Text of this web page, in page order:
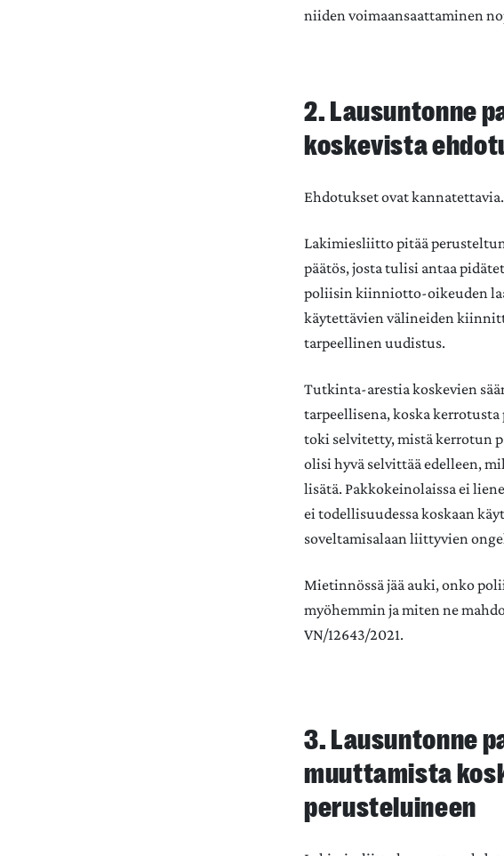
niiden voimaansaattaminen
2. Lausuntonne
koskevista
Ehdotukset ovat kannatettavia.
Lakimiesliitto pitää
päätös, josta tulisi antaa
poliisin kiinniotto-oikeuden
käytettävien välineiden
tarpeellinen uudistus.
Tutkinta-arestia koskevien
tarpeellisena, koska
toki selvitetty, mistä kerrotun
olisi hyvä selvittää edelleen,
lisätä. Pakkokeinolaissa ei
ei todellisuudessa koskaan
soveltamisalaan liittyvien
Mietinnössä jää auki, onko
myöhemmin ja miten ne
VN/12643/2021.
3. Lausuntonne
muuttamista
perusteluineen